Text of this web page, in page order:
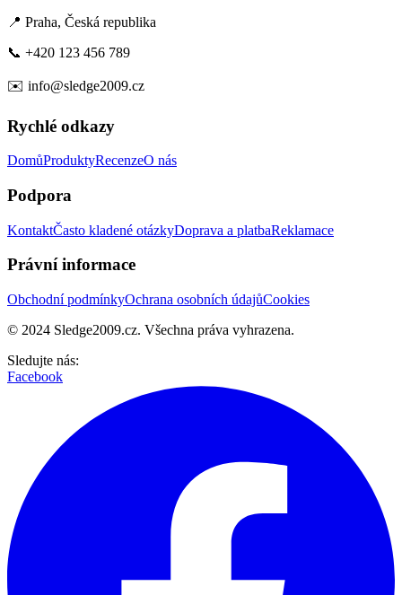
📍 Praha, Česká republika
📞 +420 123 456 789
✉️ info@sledge2009.cz
Rychlé odkazy
DomůProduktyRecenzeO nás
Podpora
KontaktČasto kladené otázkyDoprava a platbaReklamace
Právní informace
Obchodní podmínkyOchrana osobních údajůCookies
© 2024 Sledge2009.cz. Všechna práva vyhrazena.
Sledujte nás:
Facebook